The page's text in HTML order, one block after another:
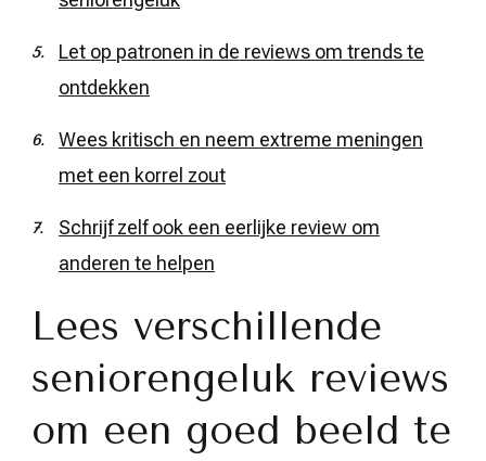
Let op patronen in de reviews om trends te
ontdekken
Wees kritisch en neem extreme meningen
met een korrel zout
Schrijf zelf ook een eerlijke review om
anderen te helpen
Lees verschillende
seniorengeluk reviews
om een goed beeld te